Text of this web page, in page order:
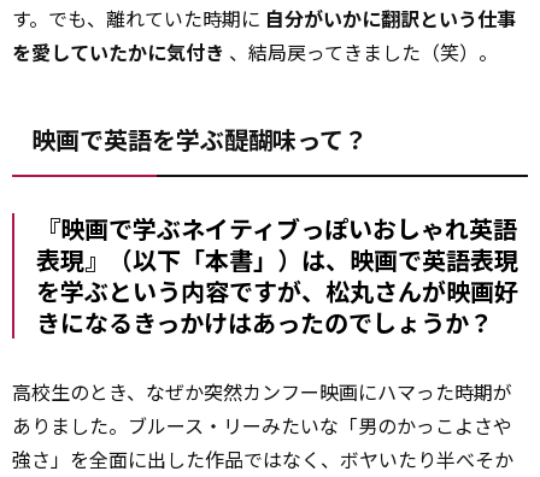
す。でも、離れていた時期に 自分がいかに翻訳という仕事
を愛していたかに気付き 、結局戻ってきました（笑）。
映画で英語を学ぶ醍醐味って？
――『映画で学ぶネイティブっぽいおしゃれ英語
表現』（以下「本書」）は、映画で英語表現
を学ぶという内容ですが、松丸さんが映画好
きになるきっかけはあったのでしょうか？
高校生のとき、なぜか突然カンフー映画にハマった時期が
ありました。ブルース・リーみたいな「男のかっこよさや
強さ」を全面に出した作品ではなく、ボヤいたり半べそか